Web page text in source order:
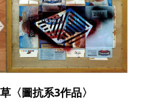
〈圖抗系3作品〉